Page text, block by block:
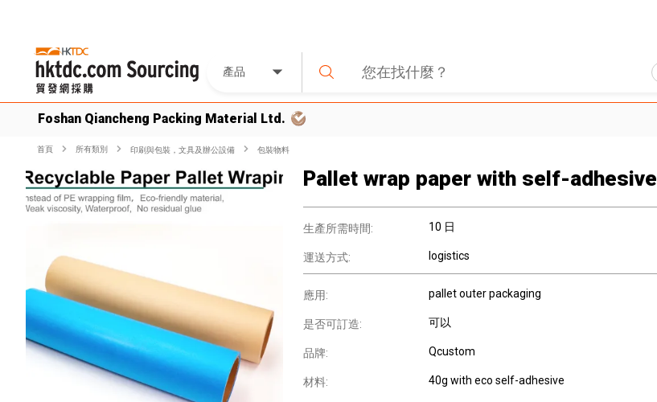
產品
Foshan Qiancheng Packing Material Ltd.
首頁 所有類別 印刷與包裝，文具及辦公設備 包裝物料
Pallet wrap paper with self-adhesive
生產所需時間: 10 日
運送方式: logistics
應用: pallet outer packaging
是否可訂造: 可以
品牌: Qcustom
材料: 40g with eco self-adhesive